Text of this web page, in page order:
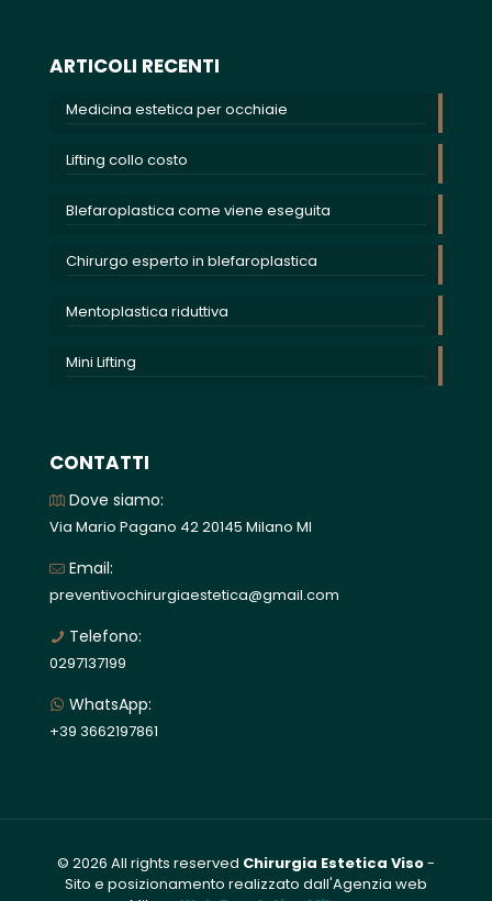
ARTICOLI RECENTI
Medicina estetica per occhiaie
Lifting collo costo
Blefaroplastica come viene eseguita
Chirurgo esperto in blefaroplastica
Mentoplastica riduttiva
Mini Lifting
CONTATTI
Dove siamo:
Via Mario Pagano 42 20145 Milano MI
Email:
preventivochirurgiaestetica@gmail.com
Telefono:
0297137199
WhatsApp:
+39 3662197861
© 2026 All rights reserved Chirurgia Estetica Viso-
Sito e posizionamento realizzato dall'Agenzia web